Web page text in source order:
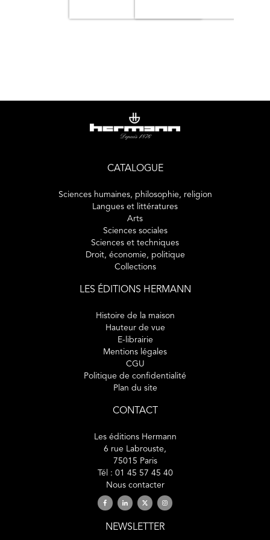
CATALOGUE
Sciences humaines, philosophie, religion
Langues et littératures
Arts
Sciences sociales
Sciences et techniques
Droit, économie, politique
Collections
LES ÉDITIONS HERMANN
Histoire de la maison
Hauteur de vue
E-librairie
Mentions légales
CGU
Politique de confidentialité
Plan du site
CONTACT
Les éditions Hermann
6 rue Labrouste,
75015 Paris
Tél : 01 45 57 45 40
Nous contacter
NEWSLETTER